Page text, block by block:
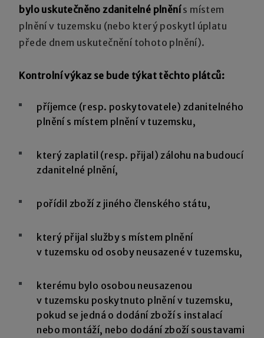
bylo uskutečněno zdanitelné plněnís místem
plnění v tuzemsku (nebo který poskytl úplatu
přede dnem uskutečnění tohoto plnění).
Kontrolní výkaz se bude týkat těchto plátců:
příjemce (resp. poskytovatele) zdanitelného
plnění s místem plnění v tuzemsku,
který zaplatil (resp. přijal) zálohu na budoucí
zdanitelné plnění,
pořídil zboží z jiného členského státu,
který přijal služby s místem plnění
v tuzemsku od osoby neusazené v tuzemsku,
kterému bylo osobou neusazenou
v tuzemsku poskytnuto plnění v tuzemsku,
pokud se jedná o dodání zboží s instalací
nebo montáží, nebo dodání zboží soustavami